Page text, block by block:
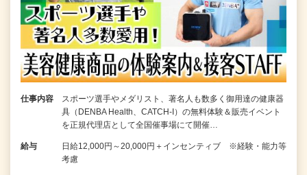
仕事内容
スポーツ選手やメダリスト、著名人も数多く御用達の健康器
具（DENBA Health、CATCH-I）の無料体験＆販売イベント
を正規代理店として全国催事場にて開催…
給与
日給12,000円～20,000円＋インセンティブ ※経験・能力等
考慮